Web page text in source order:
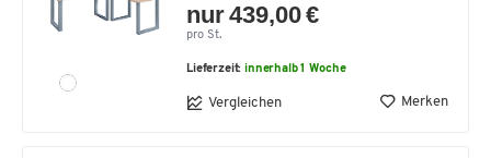
nur 439,00 €
pro St.
Lieferzeit:innerhalb 1 Woche
Vergleichen Merken